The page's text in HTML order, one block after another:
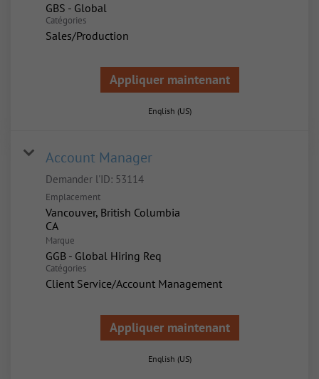
GBS - Global
Catégories
Sales/Production
Appliquer maintenant
English (US)
Account Manager
Demander l'ID: 53114
Emplacement
Vancouver, British Columbia
Marque
GGB - Global Hiring Req
Catégories
Client Service/Account Management
Appliquer maintenant
English (US)